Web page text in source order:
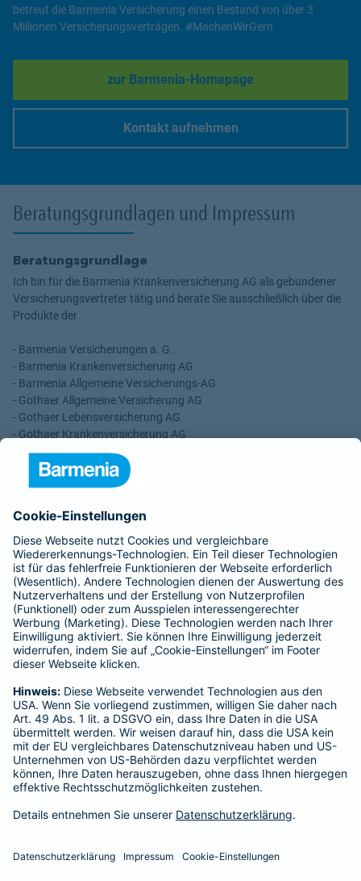
betreut die Barmenia Versicherung einen Bestand von über 3
Millionen Versicherungsverträgen. #MachenWirGern
zur Barmenia-Homepage
Link Opens in New Tab
Kontakt aufnehmen
Beratungsgrundlagen und Impressum
Beratungsgrundlage
Ich bin für die Barmenia Krankenversicherung AG als gebundener
Versicherungsvertreter tätig und berate Sie ausschließlich über die
Produkte der
- Barmenia Versicherungen a. G.
- Barmenia Krankenversicherung AG
- Barmenia Allgemeine Versicherungs-AG
- Gothaer Allgemeine Versicherung AG
- Gothaer Lebensversicherung AG
- Gothaer Krankenversicherung AG
- ROLAND Rechtsschutz-Versicherungs-AG
- ROLAND Schutzbrief-Versicherung AG
Vergütungen, die in der zu entrichtenden Versicherungsprämie
enthalten sind.
Schlichtungsstellen
Für Lebens- und Sachversicherungen:
Verein Versicherungsombudsmann eV,
Postfach 080632, 10006 Berlin
Für private Krankenversicherungen:
Ombudsmann für private Kranken- / Pflege-Versicherungen,
Postfach 060222, 10052 Berlin
Impressum
Barmenia Versicherung - Anas Kadi
Memhardstr. 7
Tel. 0163 6153860